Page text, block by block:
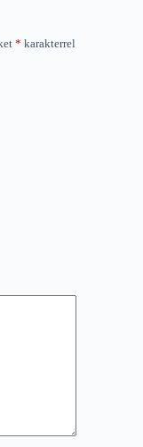
* karakterrel